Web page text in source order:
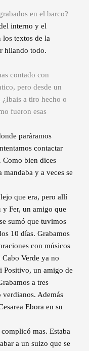
en el barco?
interno y el
los textos de la
hilando todo.
contado con
pero desde un
a tiro hecho o
fueron esas
paráramos
contactar
Como bien dices
y a veces se
que era, pero allí
Fer, un amigo que
sumó que tuvimos
10 días. Grabamos
con músicos
Verde ya no
Positivo, un amigo de
a tres
verdianos. Además
Ebora en su
mas. Estaba
a un suizo que se